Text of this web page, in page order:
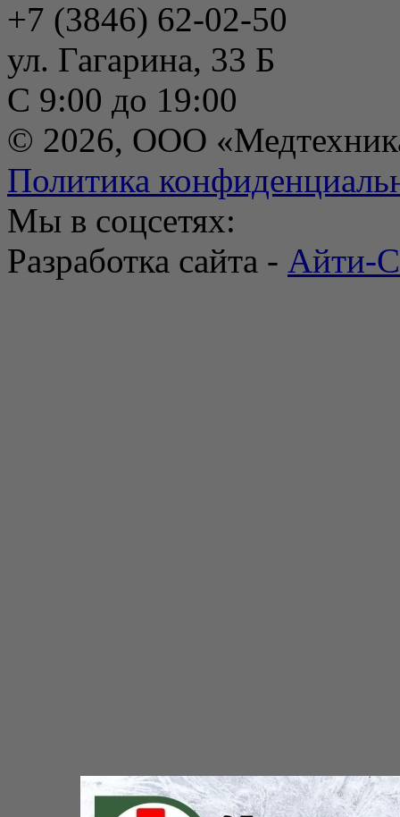
+7 (3846) 62-02-50
ул. Гагарина, 33 Б
С 9:00 до 19:00
© 2026, ООО
Политика
Мы в соцсетях:
Разработка сайта - Айти-